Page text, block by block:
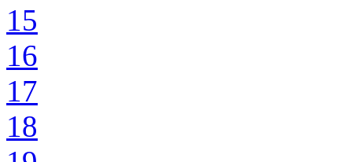
15
16
17
18